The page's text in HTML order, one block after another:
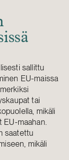
sallittu
EU-maissa
tai
mikäli
EU-maahan.
saatettu
mikäli